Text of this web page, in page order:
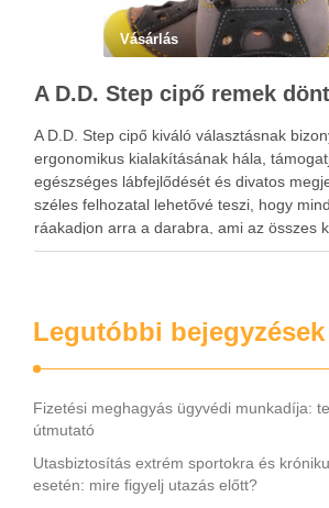
Vásárlás
A D.D. Step cipő remek
A D.D. Step cipő kiváló választásnak
ergonomikus kialakításának hála,
egészséges lábfejlődését és divatos
széles felhozatal lehetővé teszi, hogy
ráakadjon arra a darabra, ami az összes
megfelel. A D.D. Step cipő tartós és
Legutóbbi bejegyzések
Fizetési meghagyás ügyvédi munkadíja:
útmutató
Utasbiztosítás extrém sportokra és
esetén: mire figyelj utazás előtt?